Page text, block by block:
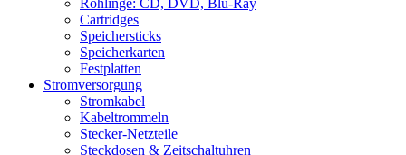
Rohlinge: CD, DVD, Blu-Ray
Cartridges
Speichersticks
Speicherkarten
Festplatten
Stromversorgung
Stromkabel
Kabeltrommeln
Stecker-Netzteile
Steckdosen & Zeitschaltuhren